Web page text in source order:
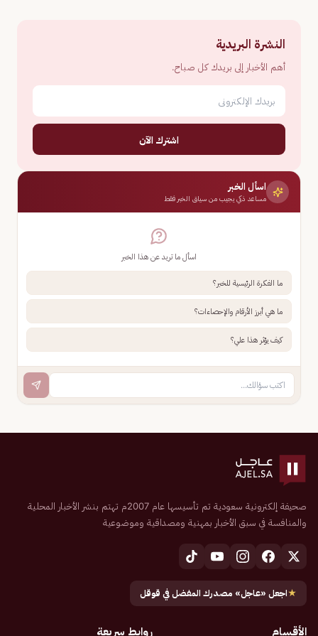
النشرة البريدية
أهم الأخبار إلى بريدك كل صباح.
اشترك الآن
اسأل الخبر
مساعد ذكي يجيب من سياق الخبر فقط
اسأل ما تريد عن هذا الخبر
ما الفكرة الرئيسية للخبر؟
ما هي أبرز الأرقام والإحصاءات؟
كيف يؤثر هذا علي؟
صحيفة إلكترونية سعودية تم تأسيسها عام 2007م تهتم بنشر الأخبار المحلية
والمنافسة في سبق الأخبار بمهنية ومصداقية وموضوعية
★اجعل «عاجل» مصدرك المفضل في قوقل
الأقسام روابط سريعة